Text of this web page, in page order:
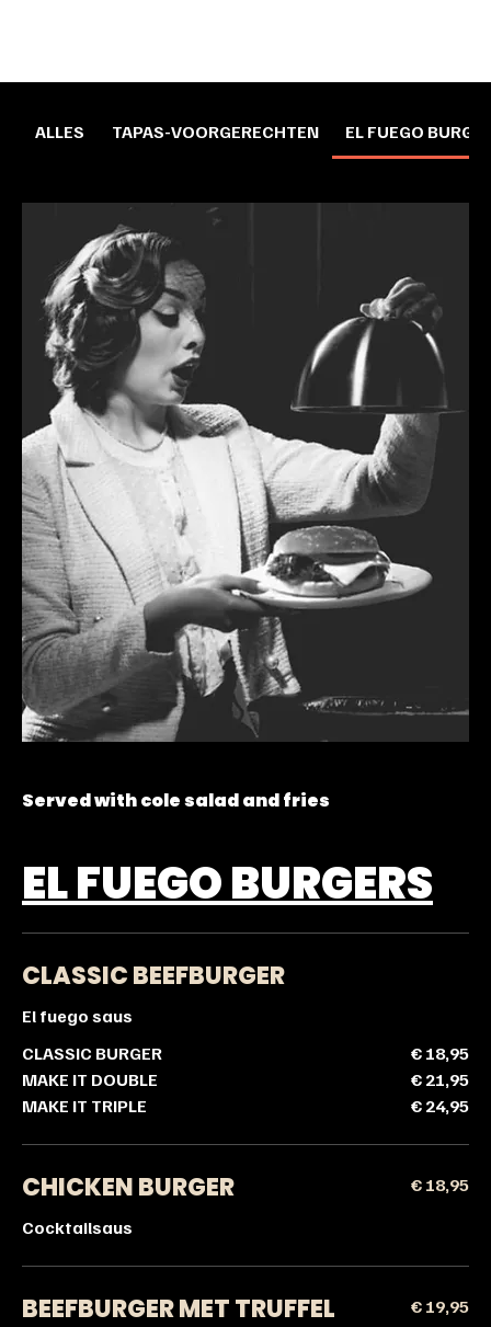
ALLES TAPAS-VOORGERECHTEN EL FUEGO
Served with cole salad and fries
EL FUEGO BURGERS
CLASSIC BEEFBURGER
El fuego saus
CLASSIC BURGER
€ 18,95
MAKE IT DOUBLE
€ 21,95
MAKE IT TRIPLE
€ 24,95
CHICKEN BURGER
Cocktailsaus
€ 18,95
BEEFBURGER MET TRUFFEL € 19,95